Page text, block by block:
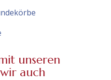
unseren
auch